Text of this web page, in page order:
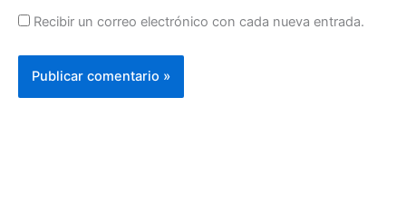
Recibir un correo electrónico con cada nueva entrada.